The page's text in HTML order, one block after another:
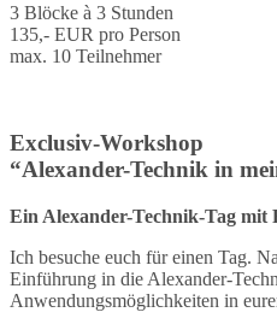
3 Blöcke à 3 Stunden
135,- EUR pro Person
max. 10 Teilnehmer
Exclusiv-Workshop
“Alexander-Technik in
Ein Alexander-Technik-Tag mit
Ich besuche euch für einen Tag.
Einführung in die Alexander-
Anwendungsmöglichkeiten in